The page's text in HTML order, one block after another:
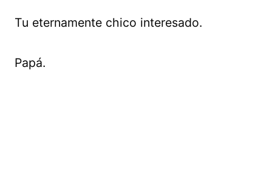
Tu eternamente chico interesado.
Papá.